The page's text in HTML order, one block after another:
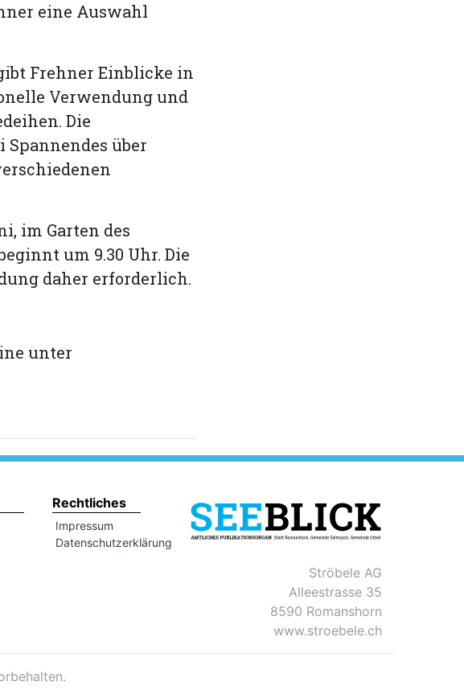
eine Auswahl
Frehner Einblicke in
Verwendung und
Die
über
im Garten des
um 9.30 Uhr. Die
daher erforderlich.
unter
Rechtliches
Impressum
Datenschutzerklärung
Ströbele AG
Alleestrasse 35
8590 Romanshorn
www.stroebele.ch